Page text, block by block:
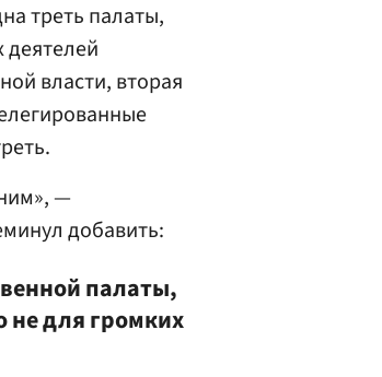
треть палаты,
власти, вторая
—
добавить:
палаты,
не для громких